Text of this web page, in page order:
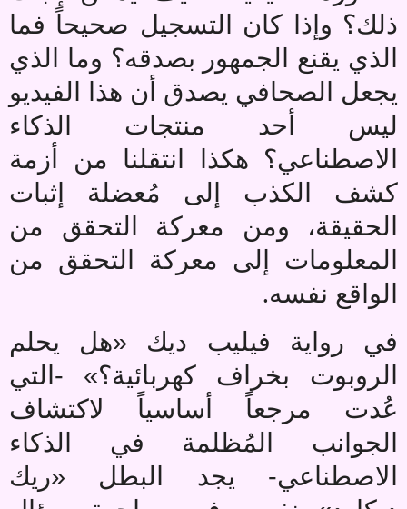
ذلك؟ وإذا كان التسجيل صحيحاً فما
الذي يقنع الجمهور بصدقه؟ وما الذي
يجعل الصحافي يصدق أن هذا الفيديو
ليس أحد منتجات الذكاء
الاصطناعي؟ هكذا انتقلنا من أزمة
كشف الكذب إلى مُعضلة إثبات
الحقيقة، ومن معركة التحقق من
المعلومات إلى معركة التحقق من
الواقع نفسه.
في رواية فيليب ديك «هل يحلم
الروبوت بخراف كهربائية؟» -التي
عُدت مرجعاً أساسياً لاكتشاف
الجوانب المُظلمة في الذكاء
الاصطناعي- يجد البطل «ريك